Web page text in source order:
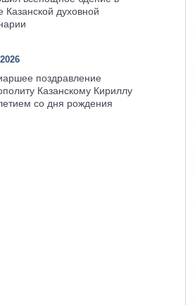
Казанской духовной
поздравление
Казанскому Кириллу
со дня рождения